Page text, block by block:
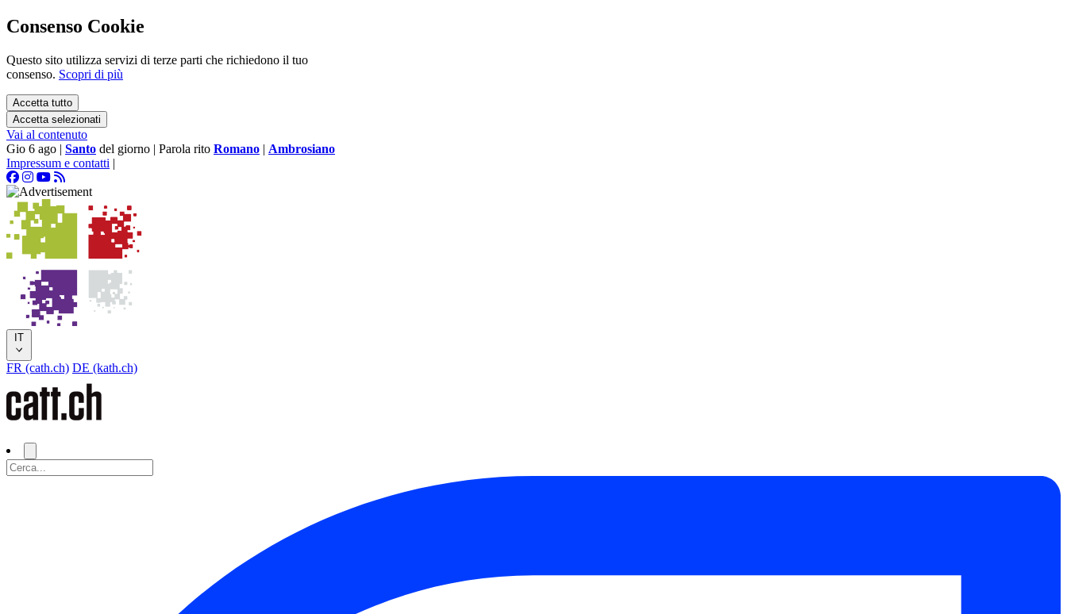
Consenso Cookie
Questo sito utilizza servizi di terze parti che richiedono il tuo
consenso. Scopri di più
Accetta tutto
Accetta selezionati
Vai al contenuto
Gio 6 ago | Santo del giorno | Parola rito Romano | Ambrosiano
Impressum e contatti |
IT
FR (cath.ch) DE (kath.ch)